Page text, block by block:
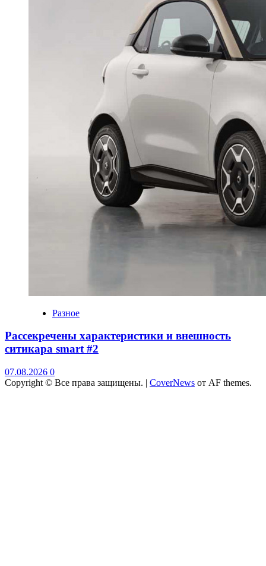
Разное
Рассекречены характеристики и внешность
ситикара smart #2
07.08.2026 0
Copyright © Все права защищены. | CoverNews от AF themes.